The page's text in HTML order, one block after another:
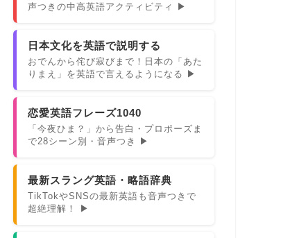
声つきの中高英語アクティビティ ▶
日本文化を英語で説明する
おでんから侘び寂びまで！日本の「あた
りまえ」を英語で言えるようになる ▶
恋愛英語フレーズ1040
「今夜ひま？」から告白・プロポーズま
で28シーン別・音声つき ▶
最新スラング英語・略語辞典
TikTokやSNSの最新英語も音声つきで
超絶理解！ ▶